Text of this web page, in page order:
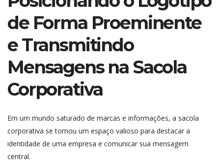
de Forma Proeminente
e Transmitindo
Mensagens na Sacola
Corporativa
Em um mundo saturado de marcas e informações, a sacola
corporativa se tornou um espaço valioso para destacar a
identidade de uma empresa e comunicar sua mensagem
central.